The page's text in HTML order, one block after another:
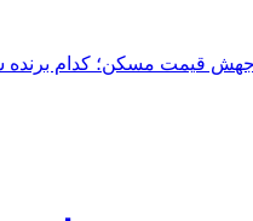
جهش قیمت مسکن؛ کدام